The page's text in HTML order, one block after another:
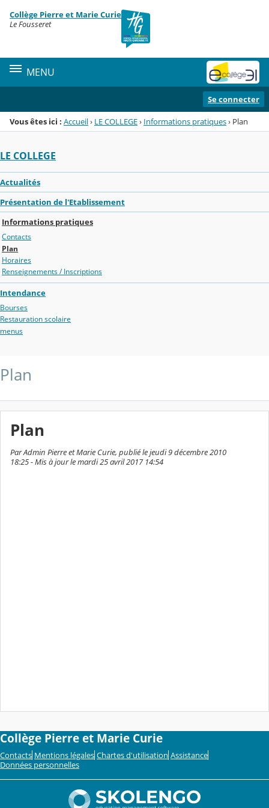
Menu de la rubrique
Contenu
Collège Pierre et Marie Curie
Le Fousseret
MENU
Se connecter
Vous êtes ici : Accueil› LE COLLEGE› Informations pratiques› Plan
LE COLLEGE
Actualités
Présentation de l'Etablissement
Informations pratiques
Contacts
Plan
Horaires
Renseignements / Inscriptions
Intendance
Bourses
Restauration scolaire
menus
Plan
Plan
Par Admin Pierre et Marie Curie, publié le jeudi 9 décembre 2010
18:25 - Mis à jour le mardi 25 avril 2017 14:54
Collège Pierre et Marie Curie
Contacts Mentions légales Chartes d'utilisation Assistance
Données personnelles